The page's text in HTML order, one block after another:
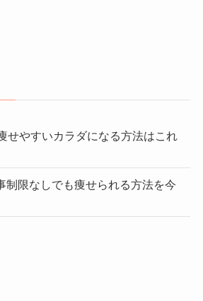
せやすいカラダになる方法はこれ
制限なしでも痩せられる方法を今